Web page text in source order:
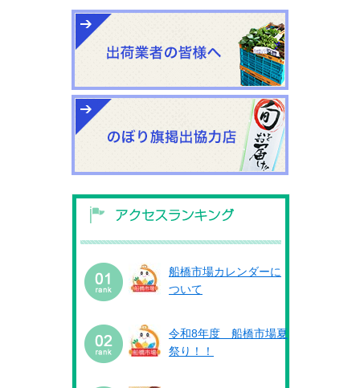
船橋市場カレンダーに
ついて
令和8年度 船橋市場夏
祭り！！